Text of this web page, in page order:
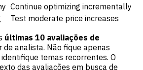
Continue optimizing incrementally
Test moderate price increases
últimas 10 avaliações de
de analista. Não fique apenas
temas recorrentes. O
das avaliações em busca de